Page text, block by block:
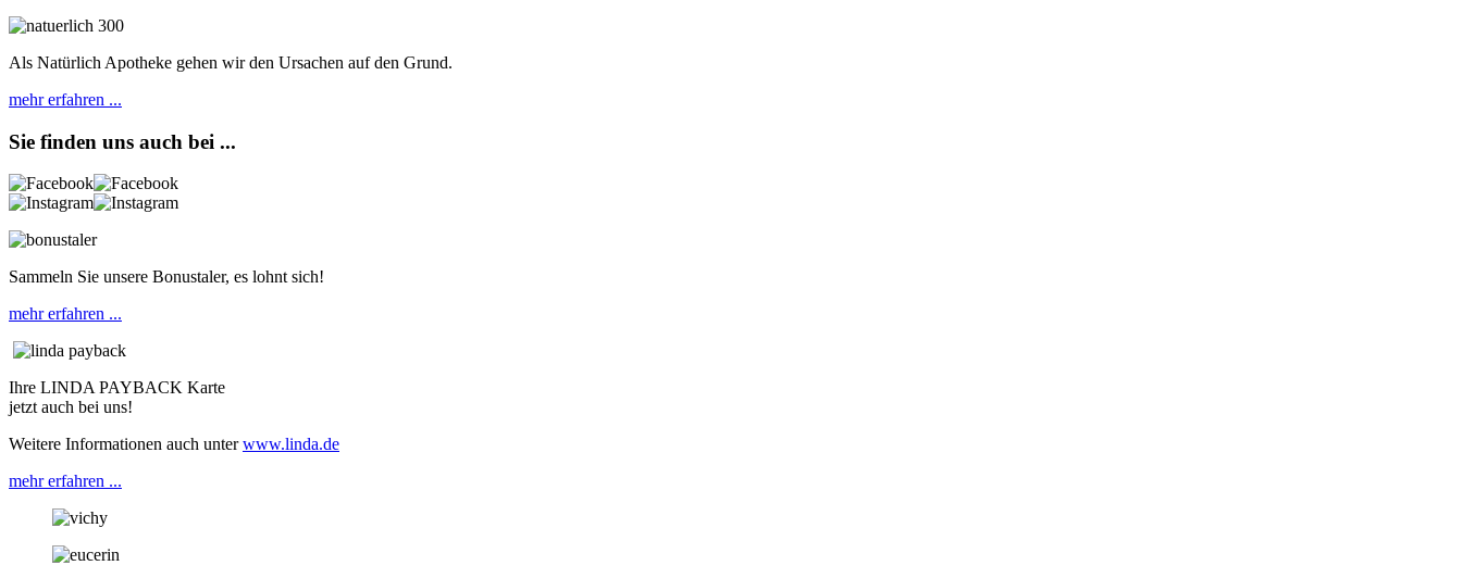
Als Natürlich Apotheke gehen wir den Ursachen auf den Grund.
mehr erfahren ...
Sie finden uns auch bei ...
Sammeln Sie unsere Bonustaler, es lohnt sich!
mehr erfahren ...
Ihre LINDA PAYBACK Karte
jetzt auch bei uns!
Weitere Informationen auch unterwww.linda.de
mehr erfahren ...